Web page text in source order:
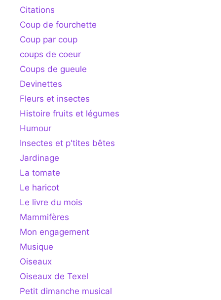
Citations
Coup de fourchette
Coup par coup
coups de coeur
Coups de gueule
Devinettes
Fleurs et insectes
Histoire fruits et légumes
Humour
Insectes et p'tites bêtes
Jardinage
La tomate
Le haricot
Le livre du mois
Mammifères
Mon engagement
Musique
Oiseaux
Oiseaux de Texel
Petit dimanche musical